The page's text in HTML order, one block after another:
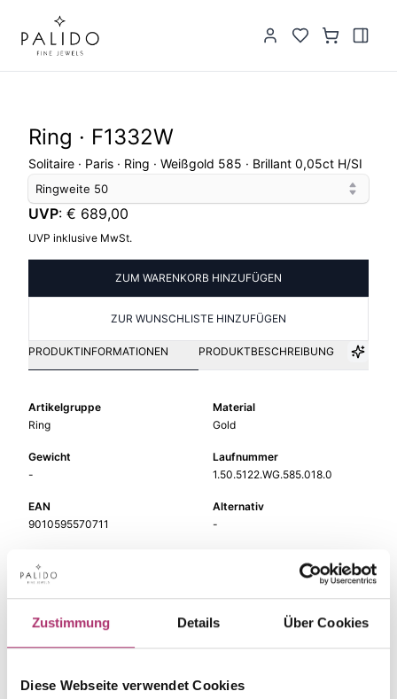
Zustimmung Details Über Cookies
Diese Webseite verwendet Cookies
Ring · F1332W
Solitaire · Paris · Ring · Weißgold 585 · Brillant 0,05ct H/SI
Ringweite 50
UVP: € 689,00
UVP inklusive MwSt.
ZUM WARENKORB HINZUFÜGEN
ZUR WUNSCHLISTE HINZUFÜGEN
PRODUKTINFORMATIONEN PRODUKTBESCHREIBUNG
Artikelgruppe
Ring
Material
Gold
Gewicht
-
Laufnummer
1.50.5122.WG.585.018.0
EAN
9010595570711
Alternativ
-
585
-
weiß